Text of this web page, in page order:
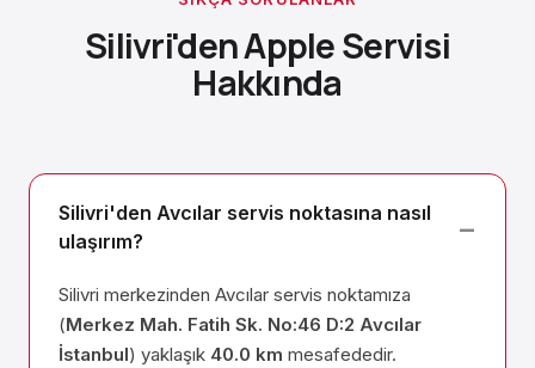
Silivri'den Apple Servisi
Hakkında
Silivri'den Avcılar servis noktasına nasıl
ulaşırım?
Silivri merkezinden Avcılar servis noktamıza
(Merkez Mah. Fatih Sk. No:46 D:2 Avcılar
İstanbul) yaklaşık 40.0 km mesafededir.